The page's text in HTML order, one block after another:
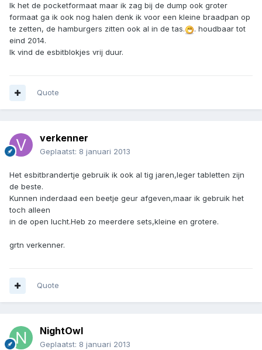
Ik het de pocketformaat maar ik zag bij de dump ook groter
formaat ga ik ook nog halen denk ik voor een kleine braadpan op
te zetten, de hamburgers zitten ook al in de tas.
. houdbaar tot
eind 2014.
Ik vind de esbitblokjes vrij duur.
Quote
verkenner
Geplaatst: 8 januari 2013
Het esbitbrandertje gebruik ik ook al tig jaren,leger tabletten zijn
de beste.
Kunnen inderdaad een beetje geur afgeven,maar ik gebruik het
toch alleen
in de open lucht.Heb zo meerdere sets,kleine en grotere.
grtn verkenner.
Quote
NightOwl
Geplaatst: 8 januari 2013